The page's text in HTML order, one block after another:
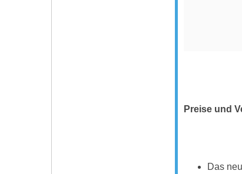
Preise und
Das